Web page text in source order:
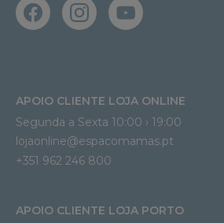
APOIO CLIENTE LOJA ONLINE
Segunda a Sexta 10:00 › 19:00
lojaonline@espacomamas.pt
+351 962 246 800
APOIO CLIENTE LOJA PORTO